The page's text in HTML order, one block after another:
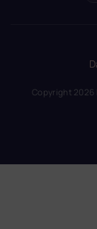
Copyright 2026